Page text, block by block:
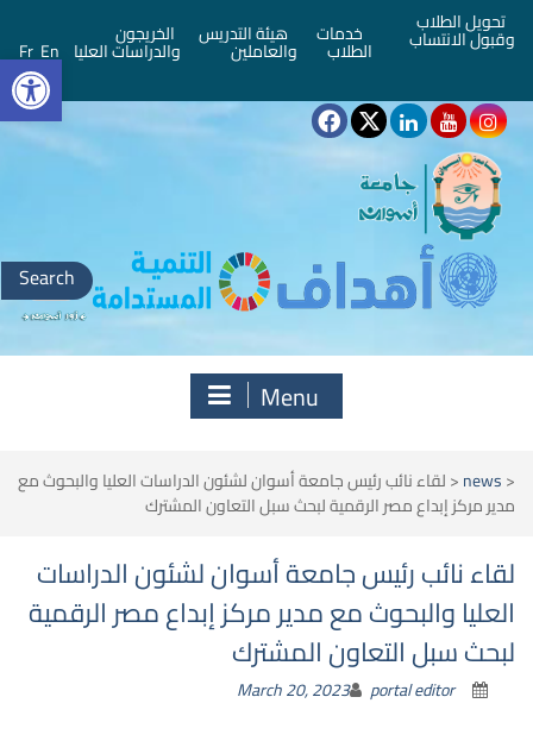
تحويل الطلاب
وقبول الانتساب خدمات
الطلاب
هيئة التدريس
والعاملين
الخريجون
والدراسات العليا En
Fr
Search
for:
Menu
<
news
<لقاء نائب رئيس جامعة أسوان لشئون الدراسات العليا والبحوث مع
مدير مركز إبداع مصر الرقمية لبحث سبل التعاون المشترك
لقاء نائب رئيس جامعة أسوان لشئون الدراسات
العليا والبحوث مع مدير مركز إبداع مصر الرقمية
لبحث سبل التعاون المشترك
March 20, 2023 portal editor